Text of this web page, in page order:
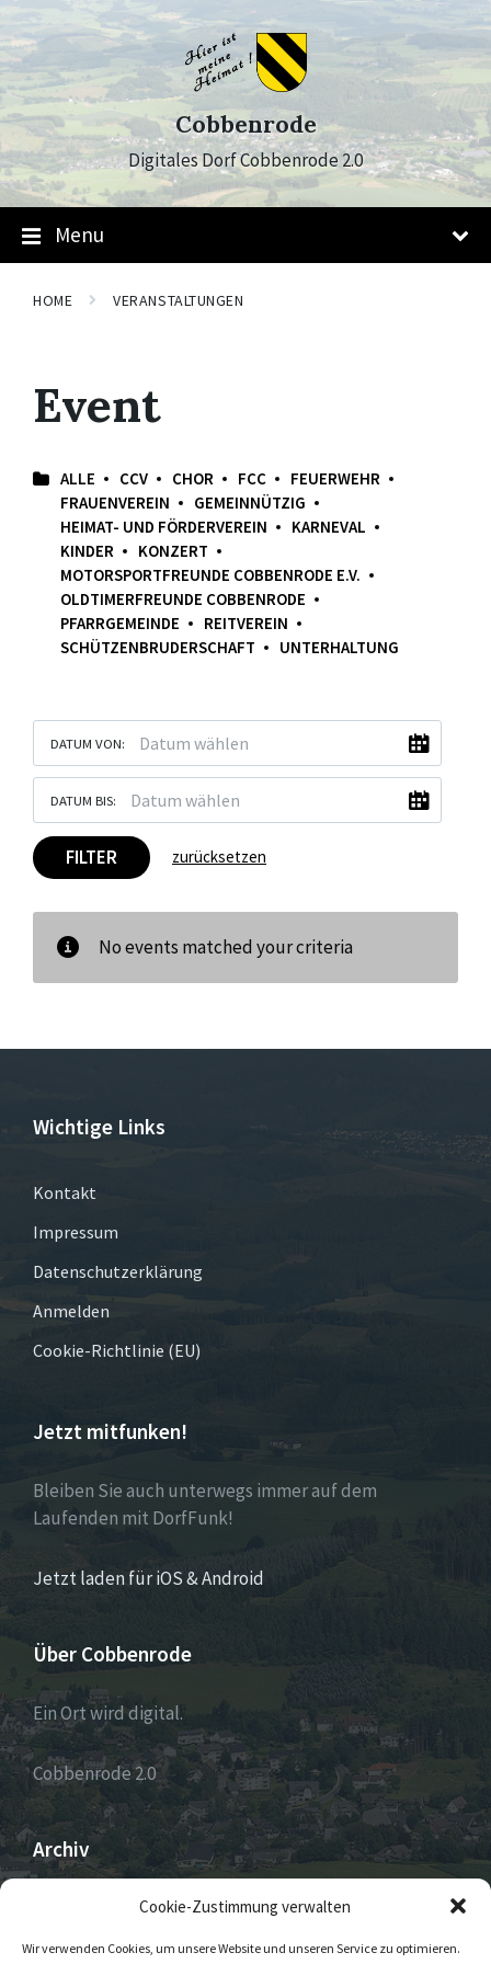
Cookie-Zustimmung verwalten
Wir verwenden Cookies, um unsere Website und unseren Service zu optimieren.
Skip
to
content
Skip
to
main
navigation
Skip
to
footer
Cobbenrode
Digitales Dorf Cobbenrode 2.0
Menu
HOME VERANSTALTUNGEN
Event
ALLE CCV CHOR FCC
FEUERWEHR
FRAUENVEREIN
GEMEINNÜTZIG
HEIMAT- UND FÖRDERVEREIN
KARNEVAL
KINDER
KONZERT
MOTORSPORTFREUNDE COBBENRODE E.V.
OLDTIMERFREUNDE COBBENRODE
PFARRGEMEINDE
REITVEREIN
SCHÜTZENBRUDERSCHAFT
UNTERHALTUNG
DATUM VON:
DATUM BIS:
FILTER zurücksetzen
No events matched your criteria
Wichtige Links
Kontakt
Impressum
Datenschutzerklärung
Anmelden
Cookie-Richtlinie (EU)
Jetzt mitfunken!
Bleiben Sie auch unterwegs immer auf dem
Laufenden mit DorfFunk!
Jetzt laden für iOS & Android
Über Cobbenrode
Ein Ort wird digital.
Cobbenrode 2.0
Archiv